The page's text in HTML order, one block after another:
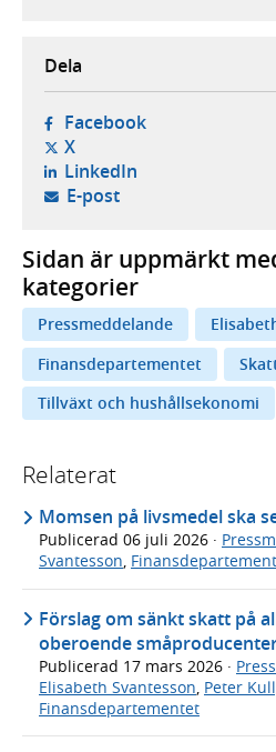
Dela
Facebook- öppnas i ny
X- öppnas i ny flik,
LinkedIn- öppnas i ny
E-post- öppnar din e-
Sidan är uppmärkt
kategorier
Pressmeddelande
Finansdepartementet
Tillväxt och hushållsekonomi
Relaterat
Momsen på livsmedel ska
Publicerad 06 juli 2026 ·
Svantesson,
Förslag om sänkt skatt på
oberoende
Publicerad 17 mars 2026 ·
Elisabeth Svantesson, Peter
Finansdepartementet